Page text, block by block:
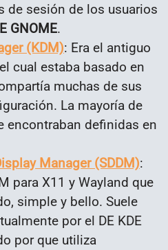
de sesión de los usuarios
GNOME.
(KDM): Era el antiguo
cual estaba basado en
muchas de sus
La mayoría de
encontraban definidas en
Manager (SDDM):
para X11 y Wayland que
simple y bello. Suele
por el DE KDE
por que utiliza